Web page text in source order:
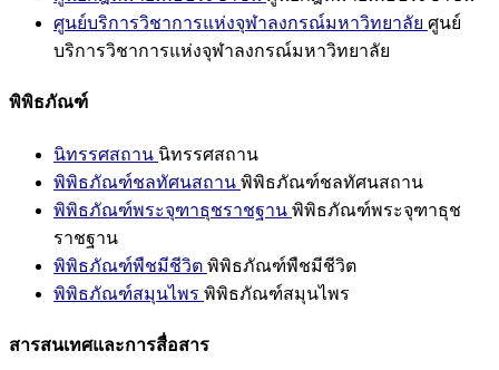
ศูนย์บริการวิชาการแห่งจุฬาลงกรณ์มหาวิทยาลัย ศูนย์
บริการวิชาการแห่งจุฬาลงกรณ์มหาวิทยาลัย
พิพิธภัณฑ์
นิทรรศสถาน นิทรรศสถาน
พิพิธภัณฑ์ชลทัศนสถาน พิพิธภัณฑ์ชลทัศนสถาน
พิพิธภัณฑ์พระจุฑาธุชราชฐาน พิพิธภัณฑ์พระจุฑาธุช
ราชฐาน
พิพิธภัณฑ์พืชมีชีวิต พิพิธภัณฑ์พืชมีชีวิต
พิพิธภัณฑ์สมุนไพร พิพิธภัณฑ์สมุนไพร
สารสนเทศและการสื่อสาร